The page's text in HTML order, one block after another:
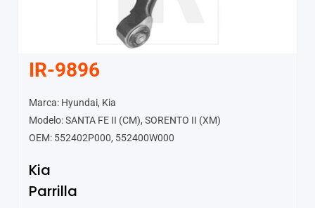
IR-9896
Marca: Hyundai, Kia
Modelo: SANTA FE II (CM), SORENTO II (XM)
OEM: 552402P000, 552400W000
Kia
Parrilla